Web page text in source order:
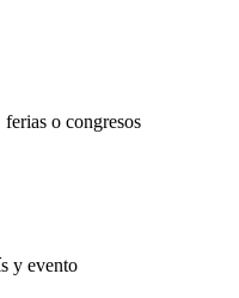
o congresos
y evento